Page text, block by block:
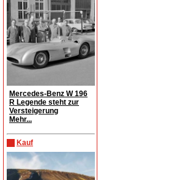
Mercedes-Benz W 196
R Legende steht zur
Versteigerung
Mehr...
Kauf